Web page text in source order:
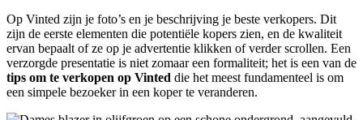
Op Vinted zijn je foto’s en je beschrijving je beste verkopers. Dit
zijn de eerste elementen die potentiële kopers zien, en de kwaliteit
ervan bepaalt of ze op je advertentie klikken of verder scrollen. Een
verzorgde presentatie is niet zomaar een formaliteit; het is een van de
tips om te verkopen op Vinted die het meest fundamenteel is om
een simpele bezoeker in een koper te veranderen.